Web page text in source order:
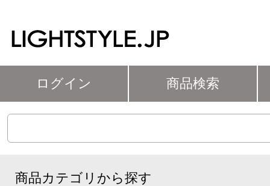
ログイン 商品検索
商品カテゴリから探す